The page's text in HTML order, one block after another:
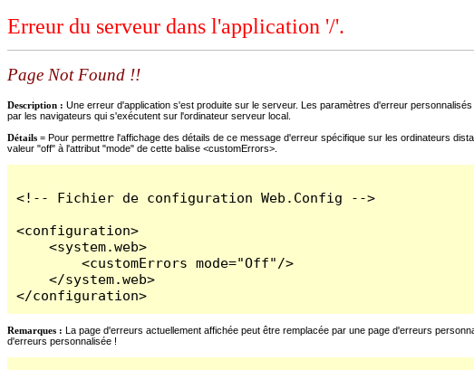
Erreur du serveur dans l'application '/'.
Page Not Found !!
Description : Une erreur d'application s'est produite sur le serveur. Les paramètres d'erreur
par les navigateurs qui s'exécutent sur l'ordinateur serveur local.
Détails = Pour permettre l'affichage des détails de ce message d'erreur spécifique sur les ordinateurs
valeur "off" à l'attribut "mode" de cette balise <customErrors>.
<!-- Fichier de configuration Web.Config -->
<configuration>
    <system.web>
        <customErrors mode="Off"/>
    </system.web>
</configuration>
Remarques : La page d'erreurs actuellement affichée peut être remplacée par une page d'erreurs
d'erreurs personnalisée !